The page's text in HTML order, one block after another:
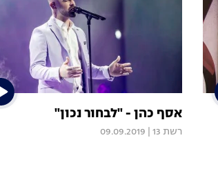
אסף כהן - "לבחור נכון"
רשת 13 09.09.2019